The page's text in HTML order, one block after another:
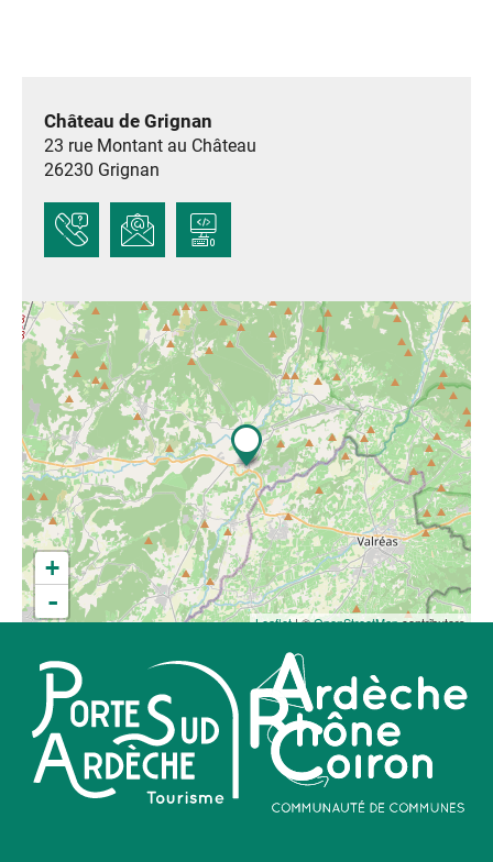
Château de Grignan
23 rue Montant au Château
26230 Grignan
+
-
Leaflet| ©OpenStreetMapcontributors